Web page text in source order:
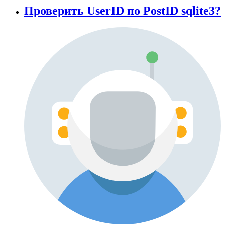
Проверить UserID по PostID sqlite3?